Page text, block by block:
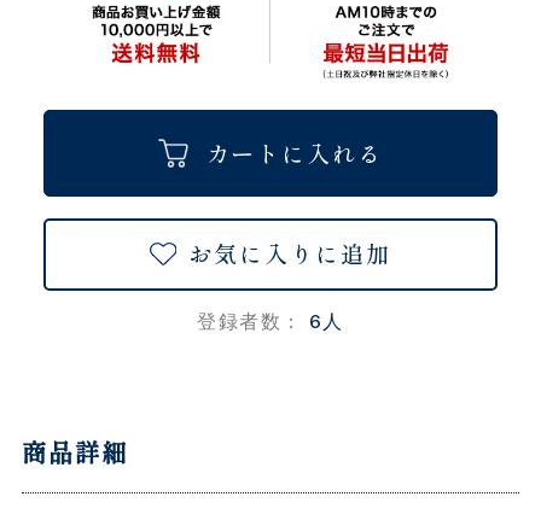
カートに入れる
お気に入りに追加
登録者数： 6人
商品詳細